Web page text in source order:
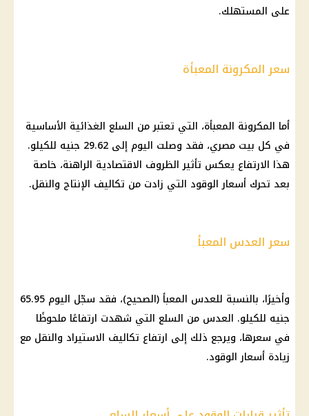
على المستهلك.
سعر المكرونة المعبأة
أما المكرونة المعبأة، التي تعتبر من السلع الغذائية الأساسية
في كل بيت مصري، فقد وصلت اليوم إلى 29.62 جنيه للكيلو.
هذا الارتفاع يعكس تأثير الظروف الاقتصادية الراهنة، خاصة
بعد تحرك أسعار الوقود التي زادت من تكاليف الإنتاج والنقل.
سعر العدس المعبأ
وأخيرًا، بالنسبة للعدس المعبأ (الصحيح)، فقد سجّل اليوم 65.95
جنيه للكيلو. العدس من السلع التي شهدت ارتفاعًا ملحوظًا
في سعرها، ويرجع ذلك إلى ارتفاع تكاليف الاستيراد والنقل مع
زيادة أسعار الوقود.